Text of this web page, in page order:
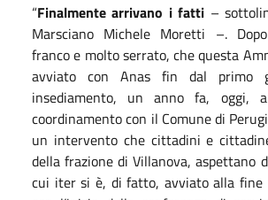
“Finalmente arrivano i fatti –
Marsciano Michele Moretti –.
franco e molto serrato, che questa
avviato con Anas fin dal primo
insediamento, un anno fa, oggi,
coordinamento con il Comune di
un intervento che cittadini e
della frazione di Villanova, aspettano
cui iter si è, di fatto, avviato alla